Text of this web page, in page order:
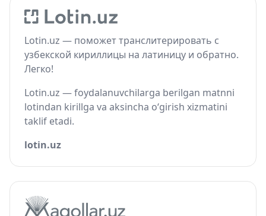
Lotin.uz — поможет транслитерировать с
узбекской кириллицы на латиницу и обратно.
Легко!
Lotin.uz — foydalanuvchilarga berilgan matnni
lotindan kirillga va aksincha o‘girish xizmatini
taklif etadi.
lotin.uz